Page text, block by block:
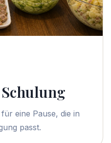
eine Pause, die in
passt.